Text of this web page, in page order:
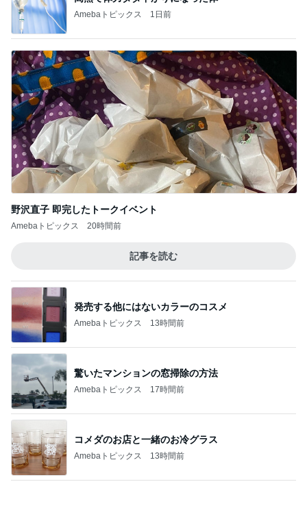
Amebaトピックス 1日前
野沢直子 即完したトークイベント
Amebaトピックス 20時間前
記事を読む
発売する他にはないカラーのコスメ
Amebaトピックス 13時間前
驚いたマンションの窓掃除の方法
Amebaトピックス 17時間前
コメダのお店と一緒のお冷グラス
Amebaトピックス 13時間前